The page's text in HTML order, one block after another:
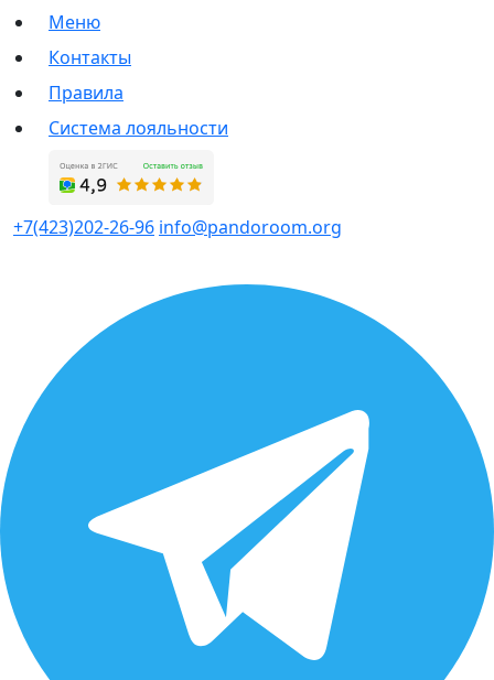
Меню
Контакты
Правила
Система лояльности
+7(423)202-26-96 info@pandoroom.org